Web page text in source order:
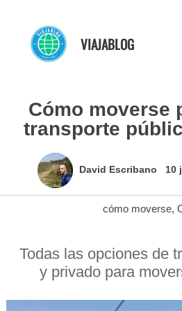
contenido
VIAJABLOG
Cómo moverse
transporte
David Escribano 10
cómo moverse,
Todas las opciones de
y privado para